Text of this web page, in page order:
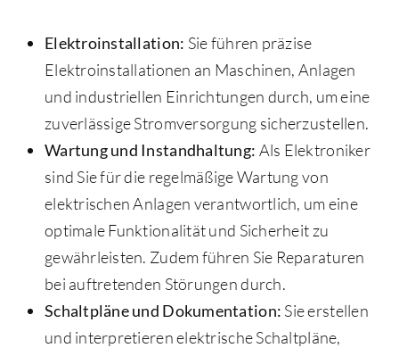
Elektroinstallation: Sie führen präzise
Elektroinstallationen an Maschinen, Anlagen
und industriellen Einrichtungen durch, um eine
zuverlässige Stromversorgung sicherzustellen.
Wartung und Instandhaltung: Als Elektroniker
sind Sie für die regelmäßige Wartung von
elektrischen Anlagen verantwortlich, um eine
optimale Funktionalität und Sicherheit zu
gewährleisten. Zudem führen Sie Reparaturen
bei auftretenden Störungen durch.
Schaltpläne und Dokumentation: Sie erstellen
und interpretieren elektrische Schaltpläne,